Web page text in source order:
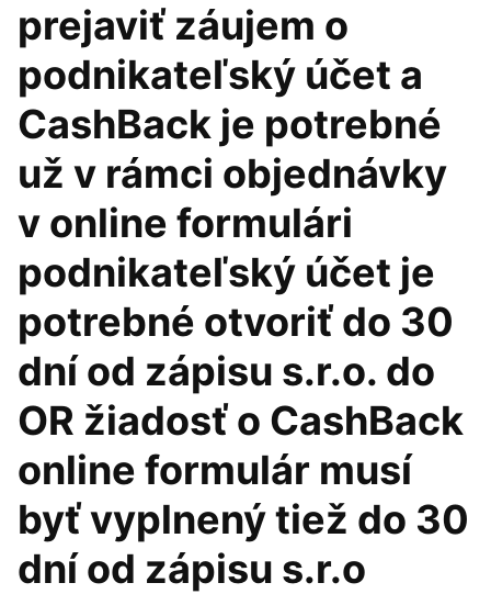
prejaviť záujem o
podnikateľský účet a
CashBack je potrebné
už v rámci objednávky
v online formulári
podnikateľský účet je
potrebné otvoriť do 30
dní od zápisu s.r.o. do
OR žiadosť o CashBack
online formulár musí
byť vyplnený tiež do 30
dní od zápisu s.r.o